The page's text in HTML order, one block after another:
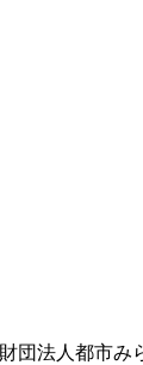
法人都市